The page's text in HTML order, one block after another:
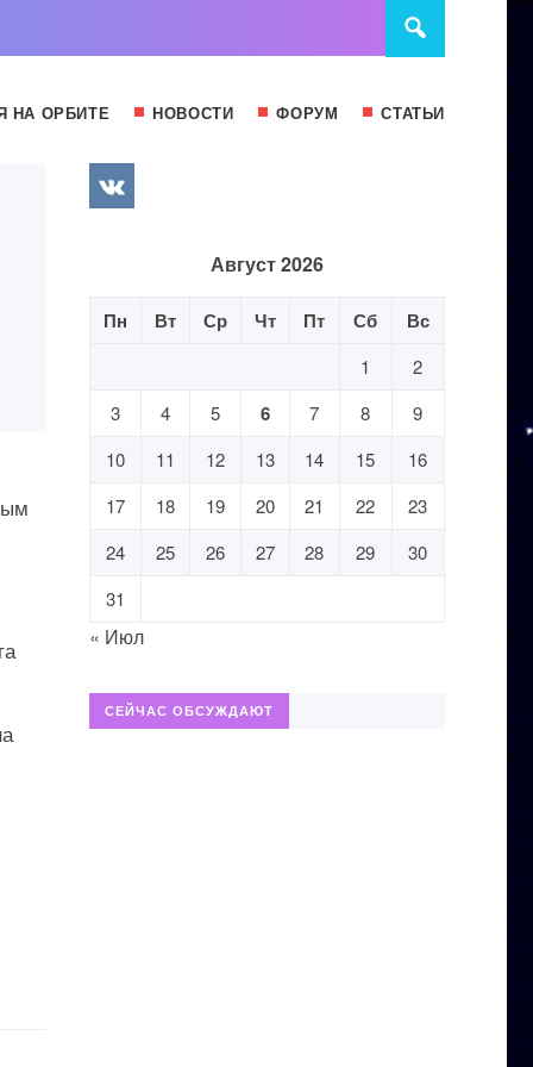
НА ОРБИТЕ НОВОСТИ ФОРУМ СТАТЬИ
Август 2026
Пн Вт Ср Чт Пт Сб Вс
1
2
3
4 5 6 7 8
9
10
11 12 13 14 15
16
17
18 19 20 21 22
23
24
25 26 27 28 29
30
31
« Июл
СЕЙЧАС ОБСУЖДАЮТ